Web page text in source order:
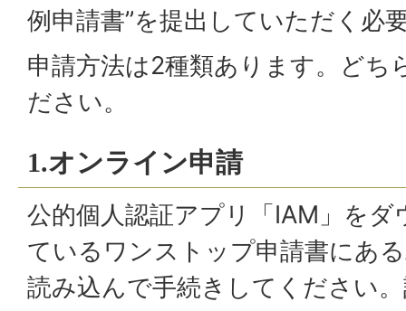
例申請書”を提出していただく必
申請方法は2種類あります。どち
ださい。
1.オンライン申請
公的個人認証アプリ「IAM」を
ているワンストップ申請書にあ
読み込んで手続きしてください